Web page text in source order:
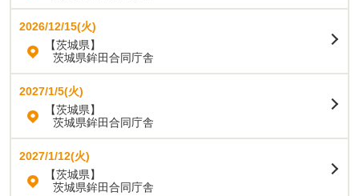
2026/12/15(火)
【茨城県】
茨城県鉾田合同庁舎
2027/1/5(火)
【茨城県】
茨城県鉾田合同庁舎
2027/1/12(火)
【茨城県】
茨城県鉾田合同庁舎